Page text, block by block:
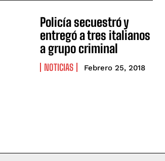
Policía secuestró y
entregó a tres italianos
a grupo criminal
NOTICIAS Febrero 25, 2018